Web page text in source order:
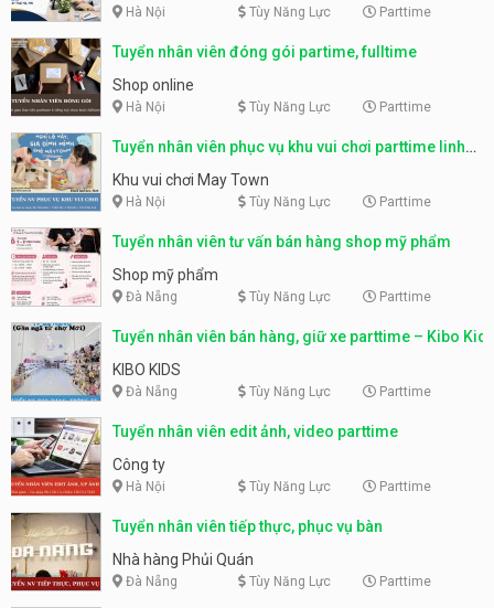
Hà Nội Tùy Năng Lực Parttime
Tuyển nhân viên đóng gói partime, fulltime
Shop online
Hà Nội Tùy Năng Lực Parttime
Tuyển nhân viên phục vụ khu vui chơi parttime linh
động
Khu vui chơi May Town
Hà Nội Tùy Năng Lực Parttime
Tuyển nhân viên tư vấn bán hàng shop mỹ phẩm
Shop mỹ phẩm
Đà Nẵng Tùy Năng Lực Parttime
Tuyển nhân viên bán hàng, giữ xe parttime – Kibo Kid
KIBO KIDS
Đà Nẵng Tùy Năng Lực Parttime
Tuyển nhân viên edit ảnh, video parttime
Công ty
Hà Nội Tùy Năng Lực Parttime
Tuyển nhân viên tiếp thực, phục vụ bàn
Nhà hàng Phủi Quán
Đà Nẵng Tùy Năng Lực Parttime